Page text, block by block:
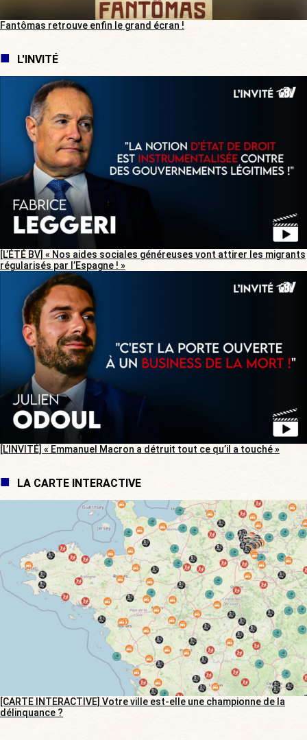
Fantômas retrouve enfin le grand écran !
L'INVITÉ
[L’ÉTÉ BV] « Nos aides sociales généreuses vont attirer les migrants
régularisés par l’Espagne ! »
[L’INVITÉ] « Emmanuel Macron a détruit tout ce qu’il a touché »
LA CARTE INTERACTIVE
[CARTE INTERACTIVE] Votre ville est-elle une championne de la
délinquance ?